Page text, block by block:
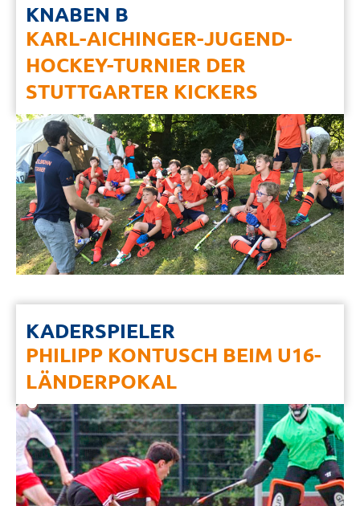
KNABEN B
KARL-AICHINGER-JUGEND-
HOCKEY-TURNIER DER
STUTTGARTER KICKERS
KADERSPIELER
PHILIPP KONTUSCH BEIM U16-
LÄNDERPOKAL